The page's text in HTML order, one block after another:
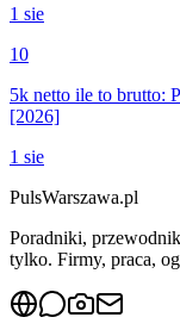
1 sie
10
5k netto ile to brutto:
[2026]
1 sie
PulsWarszawa.pl
Poradniki,
tylko. Firmy, praca,